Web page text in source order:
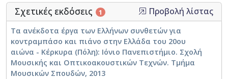
Σχετικές εκδόσεις 1 Προβολή λίστας
Τα ανέκδοτα έργα των Ελλήνων συνθετών για
κοντραμπάσο και πιάνο στην Ελλάδα του 20ου
αιώνα - Κέρκυρα (Πόλη): Ιόνιο Πανεπιστήμιο. Σχολή
Μουσικής και Οπτικοακουστικών Τεχνών. Τμήμα
Μουσικών Σπουδών, 2013